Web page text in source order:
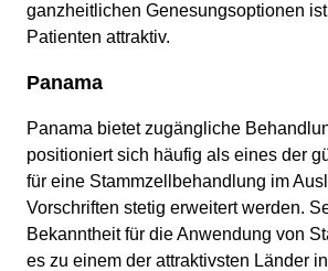
ganzheitlichen Genesungsoptionen
Patienten attraktiv.
Panama
Panama bietet zugängliche
positioniert sich häufig als eines der
für eine Stammzellbehandlung im
Vorschriften stetig erweitert werden.
Bekanntheit für die Anwendung von
es zu einem der attraktivsten Länder